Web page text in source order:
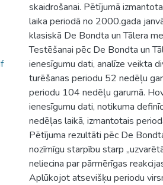
skaidrošanai. Pētījumā
laika periodā no 2000.gada
klasiskā De Bondta un Tālera
Testēšanai pēc De Bondta un
ienesīgumu dati, analīze veikta
turēšanas periodu 52 nedēļu
periodu 104 nedēļu garumā.
ienesīgumu dati, notikuma
nedēļas laikā, izmantotais
Pētījuma rezultāti pēc De
nozīmīgu starpību starp
neliecina par pārmērīgas
Aplūkojot atsevišķu periodu